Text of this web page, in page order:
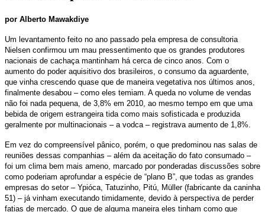
por Alberto Mawakdiye
Um levantamento feito no ano passado pela empresa de consultoria
Nielsen confirmou um mau pressentimento que os grandes produtores
nacionais de cachaça mantinham há cerca de cinco anos. Com o
aumento do poder aquisitivo dos brasileiros, o consumo da aguardente,
que vinha crescendo quase que de maneira vegetativa nos últimos anos,
finalmente desabou – como eles temiam. A queda no volume de vendas
não foi nada pequena, de 3,8% em 2010, ao mesmo tempo em que uma
bebida de origem estrangeira tida como mais sofisticada e produzida
geralmente por multinacionais – a vodca – registrava aumento de 1,8%.
Em vez do compreensível pânico, porém, o que predominou nas salas de
reuniões dessas companhias – além da aceitação do fato consumado –
foi um clima bem mais ameno, marcado por ponderadas discussões sobre
como poderiam aprofundar a espécie de “plano B”, que todas as grandes
empresas do setor – Ypióca, Tatuzinho, Pitú, Müller (fabricante da caninha
51) – já vinham executando timidamente, devido à perspectiva de perder
fatias de mercado. O que de alguma maneira eles tinham como que